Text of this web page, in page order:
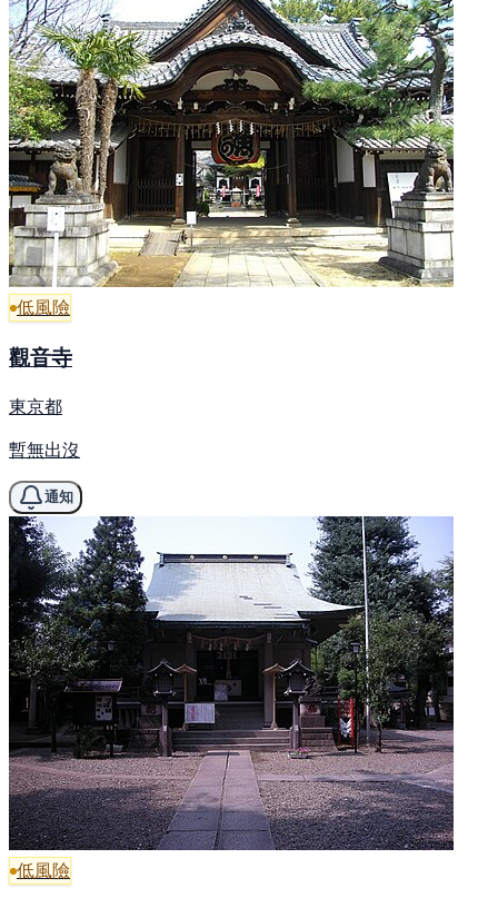
低風險
觀音寺
東京都
暫無出沒
通知
低風險